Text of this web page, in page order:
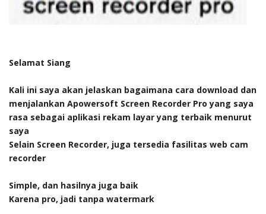
Selamat Siang
Kali ini saya akan jelaskan bagaimana cara download dan
menjalankan Apowersoft Screen Recorder Pro yang saya
rasa sebagai aplikasi rekam layar yang terbaik menurut
saya
Selain Screen Recorder, juga tersedia fasilitas web cam
recorder
Simple, dan hasilnya juga baik
Karena pro, jadi tanpa watermark